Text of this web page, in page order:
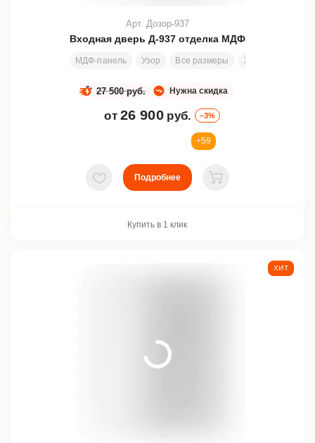
Входная дверь Д-937 отделка МДФ
МДФ-панель Узор Все размеры 200х80 см
Арт. Дозор-937
Нужна скидка
27 500 руб.
от 26 900 руб. –3%
+59
В избранное
Подробнее
В корзину
Купить в 1 клик
ХИТ